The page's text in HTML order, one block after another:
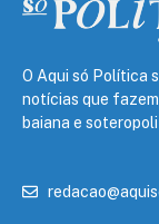
O Aqui só Política
notícias que
baiana e